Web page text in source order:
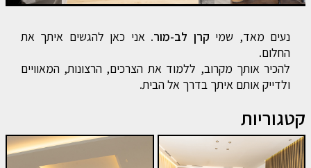
נעים מאד, שמי קרן לב-מור. אני כאן להגשים איתך את
החלום.
להכיר אותך מקרוב, ללמוד את הצרכים, הרצונות, המאוויים
ולדייק אותם איתך בדרך אל הבית.
קטגוריות